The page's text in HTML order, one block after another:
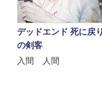
デッドエンド 死に戻り
の剣客
入間 人間